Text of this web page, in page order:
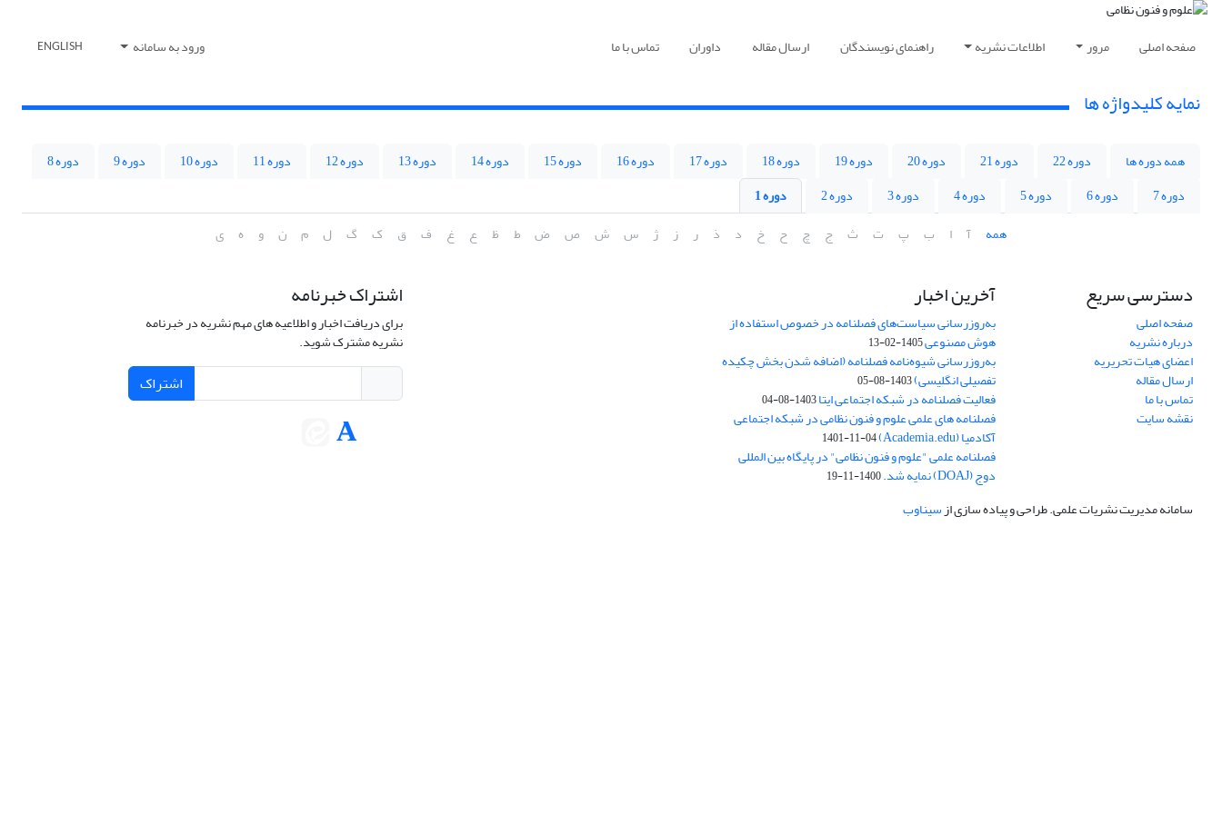
صفحه اصلی مرور اطلاعات نشریه راهنمای نویسندگان ارسال مقاله داوران تماس با ما ورود به سامانه ENGLISH
نمایه کلیدواژه ها
همه دوره ها دوره 22 دوره 21 دوره 20 دوره 19 دوره 18 دوره 17 دوره 16 دوره 15 دوره 14 دوره 13 دوره 12 دوره 11 دوره 10 دوره 9
دوره 8
دوره 7
دوره 6 دوره 5 دوره 4 دوره 3 دوره 2
دوره 1
همه
آ ا ب پ ت ث ج چ ح خ د ذ ر ز ژ س ش ص ض ط ظ ع غ ف ق ک گ ل م ن و ه ی
دسترسی سریع
صفحه اصلی
درباره نشریه
اعضای هیات تحریریه
ارسال مقاله
تماس با ما
نقشه سایت
آخرین اخبار
به‌روزرسانی سیاست‌های فصلنامه در خصوص استفاده از
هوش مصنوعی1405-02-13
به‌روزرسانی شیوه‌نامه فصلنامه (اضافه شدن بخش چکیده
تفصیلی انگلیسی)1403-08-05
فعالیت فصلنامه در شبکه اجتماعی ایتا1403-08-04
فصلنامه های علمی علوم و فنون نظامی در شبکه اجتماعی
آکادمیا (Academia.edu) 1401-11-04
فصلنامه علمی "علوم و فنون نظامی" در پایگاه بین المللی
دوج (DOAJ) نمایه شد. 1400-11-19
اشتراک خبرنامه
برای دریافت اخبار و اطلاعیه های مهم نشریه در خبرنامه
نشریه مشترک شوید.
اشتراک
سامانه مدیریت نشریات علمی.طراحی و پیاده سازی ازسیناوب